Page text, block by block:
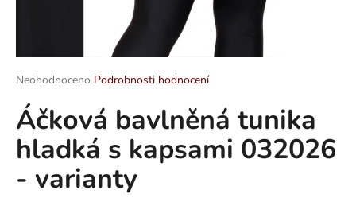
Průměrné
produktu
je
0,0
z
hvězdiček.
Neohodnoceno Podrobnosti hodnocení
Áčková bavlněná tunika
hladká s kapsami 032026
- varianty
D
o
o